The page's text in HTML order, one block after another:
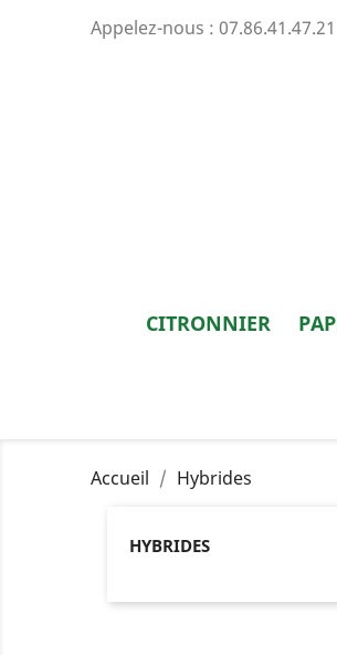
Appelez-nous :07.86.41.47.21
CITRONNIER
Accueil Hybrides
HYBRIDES